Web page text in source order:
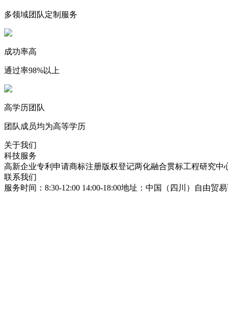
多领域团队定制服务
成功率高
通过率98%以上
高学历团队
团队成员均为高等学历
关于我们
科技服务
高新企业专利申请商标注册版权登记两化融合贯标工程研究中
联系我们
服务时间：8:30-12:00 14:00-18:00地址：中国（四川）自由贸